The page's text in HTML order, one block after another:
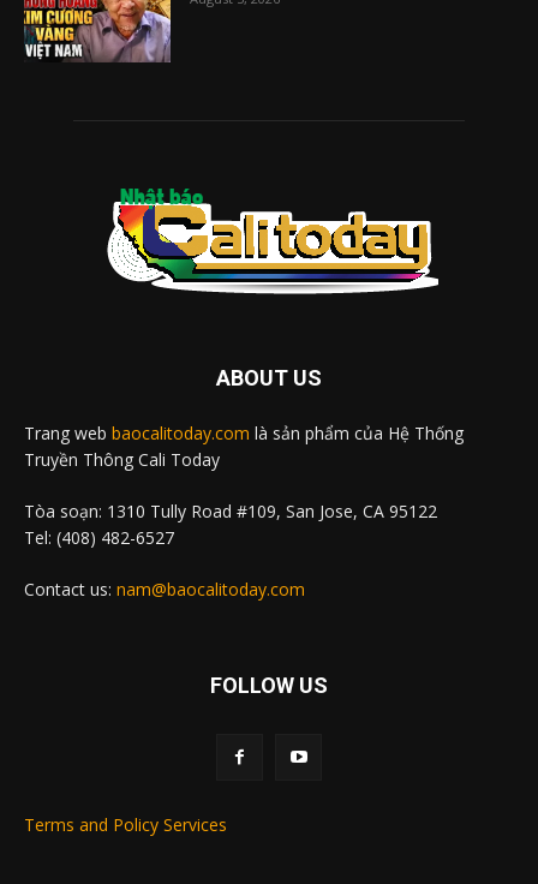
ABOUT US
Trang web baocalitoday.com là sản phẩm của Hệ Thống
Truyền Thông Cali Today
Tòa soạn: 1310 Tully Road #109, San Jose, CA 95122
Tel: (408) 482-6527
Contact us: nam@baocalitoday.com
FOLLOW US
Terms and Policy Services